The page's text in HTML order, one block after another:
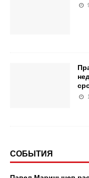
СОБЫТИЯ